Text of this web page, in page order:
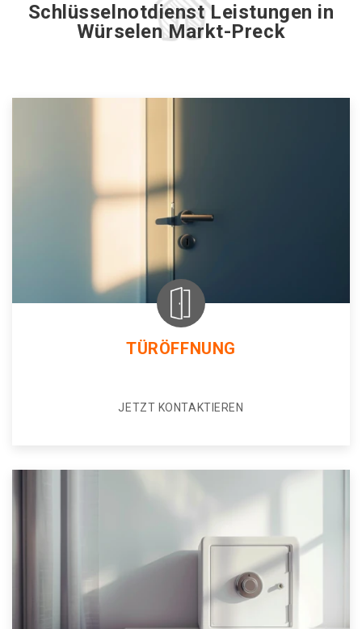
Schlüsselnotdienst Leistungen in
Würselen Markt-Preck
TÜRÖFFNUNG
JETZT KONTAKTIEREN